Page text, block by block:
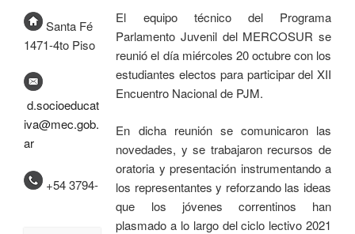
El equipo técnico del Programa
Parlamento Juvenil del MERCOSUR se
reunió el día miércoles 20 octubre con los
estudiantes electos para participar del XII
Encuentro Nacional de PJM.
En dicha reunión se comunicaron las
novedades, y se trabajaron recursos de
oratoria y presentación instrumentando a
los representantes y reforzando las ideas
que los jóvenes correntinos han
plasmado a lo largo del ciclo lectivo 2021
Santa Fé
1471-4to Piso
d.socioeducat
iva@mec.gob.
ar
+54 3794-